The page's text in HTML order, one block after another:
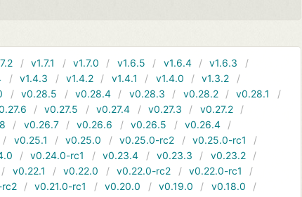
v1.7.1 v1.7.0 v1.6.5 v1.6.4
v1.6.3
v1.4.3 v1.4.2 v1.4.1 v1.4.0
v1.3.2
v0.28.5 v0.28.4 v0.28.3 v0.28.2
v0.28.1
v0.27.5 v0.27.4 v0.27.3
v0.27.2
v0.26.7 v0.26.6 v0.26.5
v0.26.4
v0.25.1 v0.25.0 v0.25.0-rc2
v0.25.0-rc1
v0.24.0-rc1 v0.23.4 v0.23.3
v0.23.2
v0.22.1 v0.22.0 v0.22.0-rc2
v0.22.0-rc1
rc2 v0.21.0-rc1 v0.20.0 v0.19.0
v0.18.0